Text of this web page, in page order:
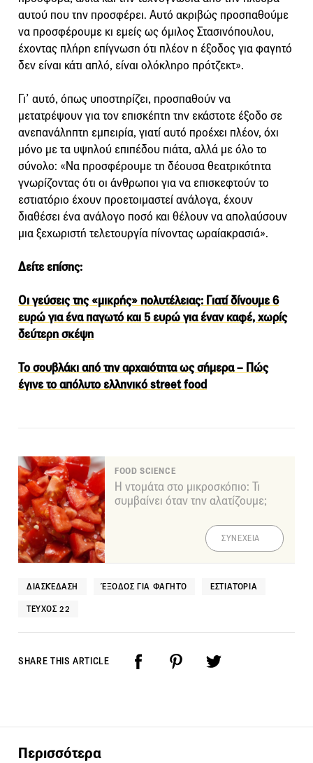
αυτού που την προσφέρει. Αυτό ακριβώς προσπαθούμε
να προσφέρουμε κι εμείς ως όμιλος Στασινόπουλου,
έχοντας πλήρη επίγνωση ότι πλέον η έξοδος για φαγητό
δεν είναι κάτι απλό, είναι ολόκληρο πρότζεκτ».
Γι’ αυτό, όπως υποστηρίζει, προσπαθούν να
μετατρέψουν για τον επισκέπτη την εκάστοτε έξοδο σε
ανεπανάληπτη εμπειρία, γιατί αυτό προέχει πλέον, όχι
μόνο με τα υψηλού επιπέδου πιάτα, αλλά με όλο το
σύνολο: «Να προσφέρουμε τη δέουσα θεατρικότητα
γνωρίζοντας ότι οι άνθρωποι για να επισκεφτούν το
εστιατόριο έχουν προετοιμαστεί ανάλογα, έχουν
διαθέσει ένα ανάλογο ποσό και θέλουν να απολαύσουν
μια ξεχωριστή τελετουργία πίνοντας ωραίακρασιά».
Δείτε επίσης:
Οι γεύσεις της «μικρής» πολυτέλειας: Γιατί δίνουμε 6
ευρώ για ένα παγωτό και 5 ευρώ για έναν καφέ, χωρίς
δεύτερη σκέψη
Το σουβλάκι από την αρχαιότητα ως σήμερα – Πώς
έγινε το απόλυτο ελληνικό street food
FOOD SCIENCE
Η ντομάτα στο μικροσκόπιο: Τι
συμβαίνει όταν την αλατίζουμε;
ΣΥΝΕΧΕΙΑ
ΔΙΑΣΚΈΔΑΣΗ ΈΞΟΔΟΣ ΓΙΑ ΦΑΓΗΤΌ ΕΣΤΙΑΤΌΡΙΑ
ΤΕΎΧΟΣ 22
SHARE THIS ARTICLE
Περισσότερα